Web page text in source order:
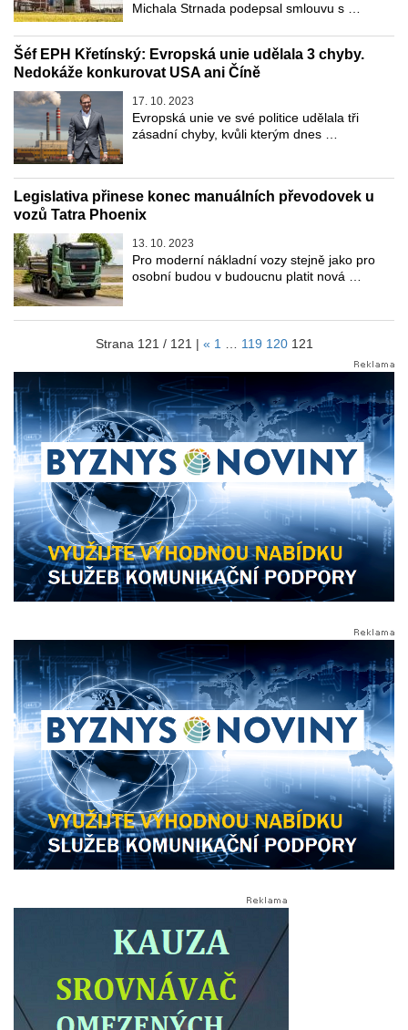
Michala Strnada podepsal smlouvu s …
Šéf EPH Křetínský: Evropská unie udělala 3 chyby.
Nedokáže konkurovat USA ani Číně
17. 10. 2023
Evropská unie ve své politice udělala tři
zásadní chyby, kvůli kterým dnes …
Legislativa přinese konec manuálních převodovek u
vozů Tatra Phoenix
13. 10. 2023
Pro moderní nákladní vozy stejně jako pro
osobní budou v budoucnu platit nová …
Strana 121 / 121 | « 1 119 120 121